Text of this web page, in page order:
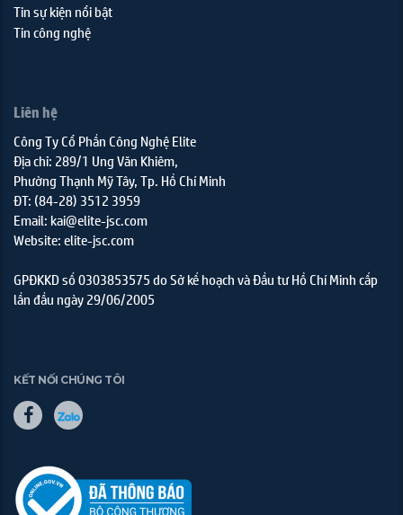
Tin sự kiện nổi bật
Tin công nghệ
Liên hệ
Công Ty Cổ Phần Công Nghệ Elite
Địa chỉ: 289/1 Ung Văn Khiêm,
Phường Thạnh Mỹ Tây, Tp. Hồ Chí Minh
ĐT: (84-28) 3512 3959
Email: kai@elite-jsc.com
Website: elite-jsc.com
GPĐKKD số 0303853575 do Sở kế hoạch và Đầu tư Hồ Chí Minh cấp
lần đầu ngày 29/06/2005
KẾT NỐI CHÚNG TÔI